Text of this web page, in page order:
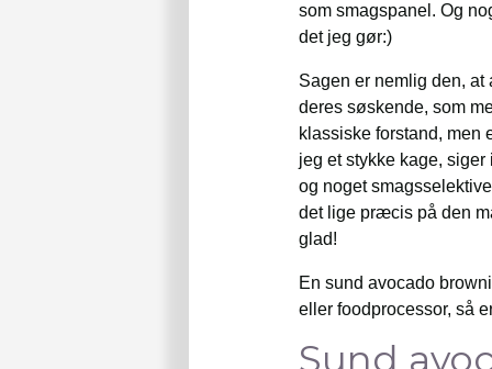
som smagspanel. Og
det jeg gør:)
Sagen er nemlig den,
deres søskende, som
klassiske forstand, men
jeg et stykke kage,
og noget
det lige præcis på den
glad!
En sund avocado
eller foodprocessor, så
Sund